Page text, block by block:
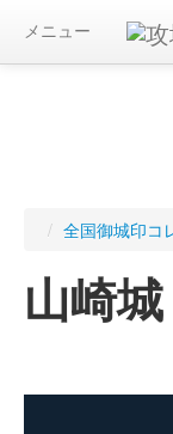
メニュー
/ 全国御城印コ
山崎